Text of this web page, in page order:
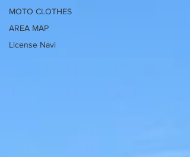
MOTO CLOTHES
AREA MAP
License Navi